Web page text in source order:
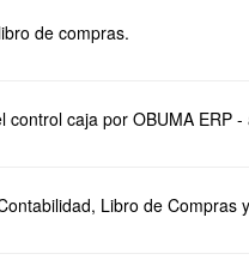
de compras.
control caja por OBUMA ERP
Libro de Compras